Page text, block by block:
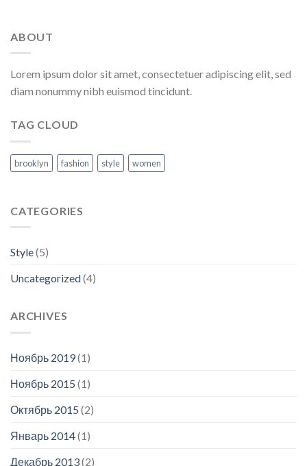
ABOUT
Lorem ipsum dolor sit amet, consectetuer adipiscing elit, sed
diam nonummy nibh euismod tincidunt.
TAG CLOUD
brooklyn fashion style women
CATEGORIES
Style(5)
Uncategorized(4)
ARCHIVES
Ноябрь 2019(1)
Ноябрь 2015 (1)
Октябрь 2015 (2)
Январь 2014(1)
Декабрь 2013(2)